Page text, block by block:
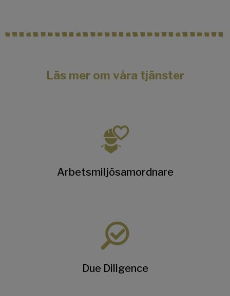
Läs mer om våra tjänster
Arbetsmiljösamordnare
Due Diligence